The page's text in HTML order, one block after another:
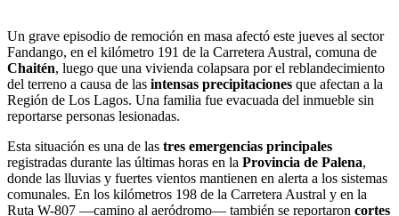
Un grave episodio de remoción en masa afectó este jueves al sector
Fandango, en el kilómetro 191 de la Carretera Austral, comuna de
Chaitén, luego que una vivienda colapsara por el reblandecimiento
del terreno a causa de las intensas precipitaciones que afectan a la
Región de Los Lagos. Una familia fue evacuada del inmueble sin
reportarse personas lesionadas.
Esta situación es una de las tres emergencias principales
registradas durante las últimas horas en la Provincia de Palena,
donde las lluvias y fuertes vientos mantienen en alerta a los sistemas
comunales. En los kilómetros 198 de la Carretera Austral y en la
Ruta W-807 —camino al aeródromo— también se reportaron cortes